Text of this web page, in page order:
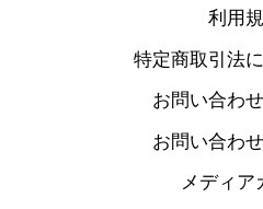
利用
特定商取引法
お問い合わ
お問い合わ
メディア